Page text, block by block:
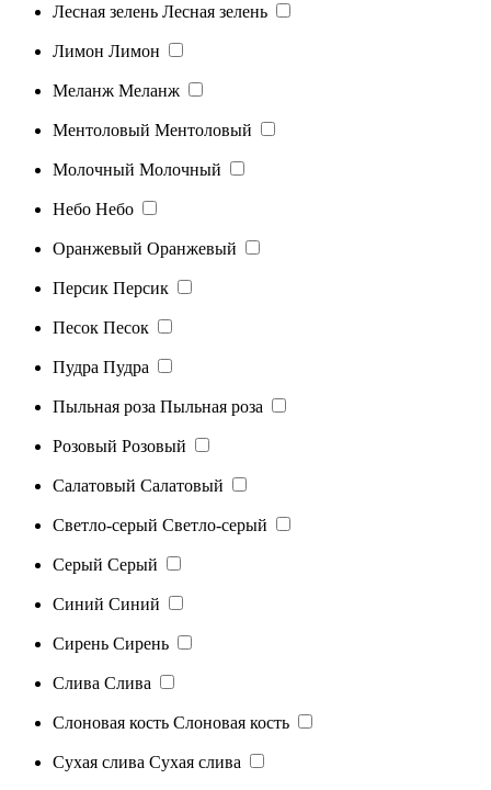
Лесная зелень Лесная зелень
Лимон Лимон
Меланж Меланж
Ментоловый Ментоловый
Молочный Молочный
Небо Небо
Оранжевый Оранжевый
Персик Персик
Песок Песок
Пудра Пудра
Пыльная роза Пыльная роза
Розовый Розовый
Салатовый Салатовый
Светло-серый Светло-серый
Серый Серый
Синий Синий
Сирень Сирень
Слива Слива
Слоновая кость Слоновая кость
Сухая слива Сухая слива